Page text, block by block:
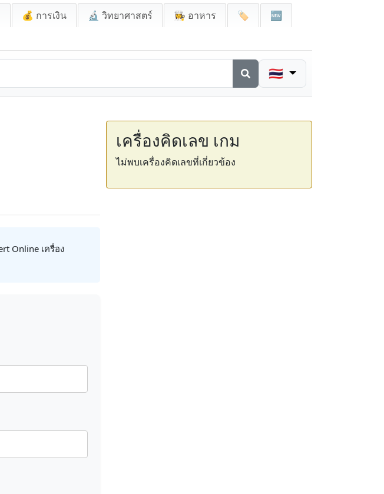
💰 การเงิน 🔬 วิทยาศาสตร์ 👩‍🍳 อาหาร 🏷️
🆕
🇹🇭
Online เครื่อง
เครื่องคิดเลข เกม
ไม่พบเครื่องคิดเลขที่เกี่ยวข้อง